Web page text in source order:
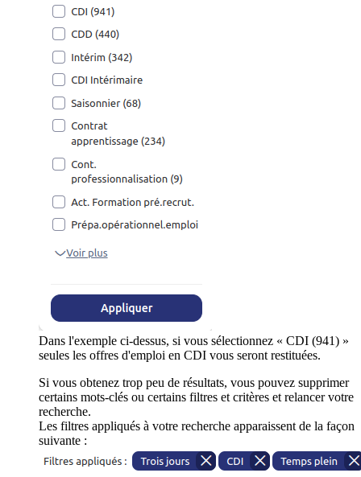
Dans l'exemple ci-dessus, si vous sélectionnez « CDI (941) »
seules les offres d'emploi en CDI vous seront restituées.
Si vous obtenez trop peu de résultats, vous pouvez supprimer
certains mots-clés ou certains filtres et critères et relancer votre
recherche.
Les filtres appliqués à votre recherche apparaissent de la façon
suivante :